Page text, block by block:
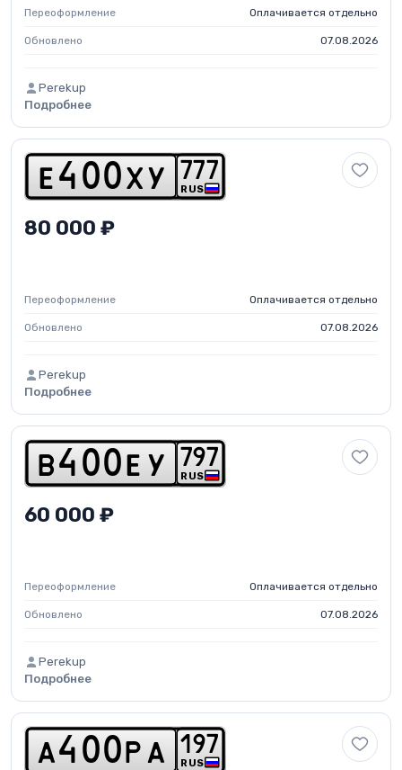
Переоформление Оплачивается отдельно
Обновлено 07.08.2026
Perekup
Подробнее
e 4 0 0 x y RUS
7 7 7
80 000 ₽
Переоформление Оплачивается отдельно
Обновлено 07.08.2026
Perekup
Подробнее
b 4 0 0 e y RUS
79 7
60 000 ₽
Переоформление Оплачивается отдельно
Обновлено 07.08.2026
Perekup
Подробнее
a 4 0 0 p a RUS
1 9 7